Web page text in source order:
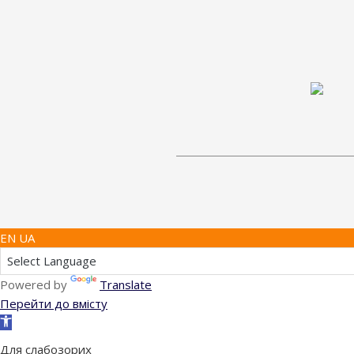
EN UA
Powered by
Translate
Перейти до вмісту
Відкрити
Для слабозорих